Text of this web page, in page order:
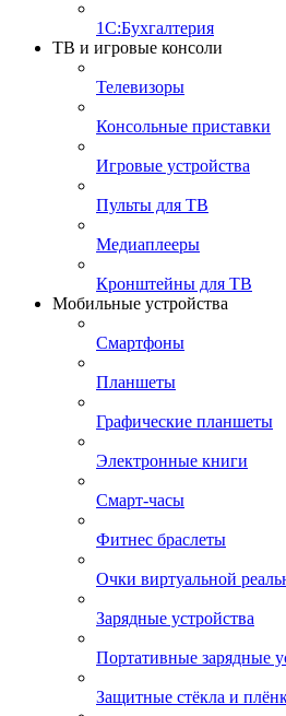
1С:Бухгалтерия
ТВ и игровые консоли
Телевизоры
Консольные приставки
Игровые устройства
Пульты для ТВ
Медиаплееры
Кронштейны для ТВ
Мобильные устройства
Смартфоны
Планшеты
Графические планшеты
Электронные книги
Смарт-часы
Фитнес браслеты
Очки виртуальной
Зарядные устройства
Портативные зарядные
Защитные стёкла и